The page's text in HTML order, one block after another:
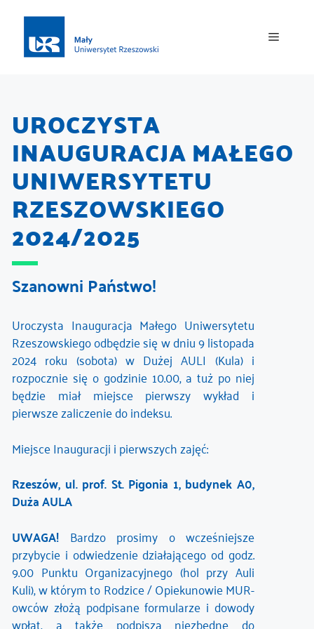
UROCZYSTA
INAUGURACJA MAŁEGO
UNIWERSYTETU
RZESZOWSKIEGO
2024/2025
Szanowni Państwo!
Uroczysta Inauguracja Małego Uniwersytetu
Rzeszowskiego odbędzie się w dniu 9 listopada
2024 roku (sobota) w Dużej AULI (Kula) i
rozpocznie się o godzinie 10.00, a tuż po niej
będzie miał miejsce pierwszy wykład i
pierwsze zaliczenie do indeksu.
Miejsce Inauguracji i pierwszych zajęć:
Rzeszów, ul. prof. St. Pigonia 1, budynek A0,
Duża AULA
UWAGA! Bardzo prosimy o wcześniejsze
przybycie i odwiedzenie działającego od godz.
9.00 Punktu Organizacyjnego (hol przy Auli
Kuli), w którym to Rodzice / Opiekunowie MUR-
owców złożą podpisane formularze i dowody
wpłat, a także podpiszą niezbędne do